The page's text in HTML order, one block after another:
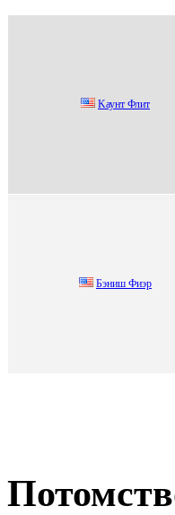
Kаунт Флит
Бэниш Фиэр